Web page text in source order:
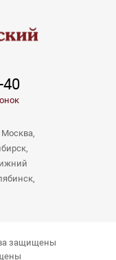
40
защищены